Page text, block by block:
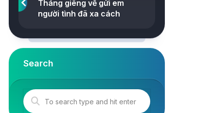
Tháng giêng về gửi em
người tình đã xa cách
Search